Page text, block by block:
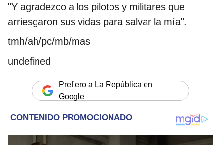
"Y agradezco a los pilotos y militares que
arriesgaron sus vidas para salvar la mía".
tmh/ah/pc/mb/mas
undefined
Prefiero a La República en
Google